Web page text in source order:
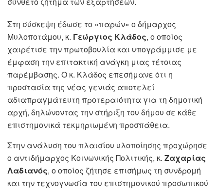
Στη σύσκεψη έδωσε το «παρών» ο δήμαρχος
Μυλοποτάμου, κ. Γεώργιος Κλάδος, ο οποίος
χαιρέτισε την πρωτοβουλία και υπογράμμισε με
έμφαση την επιτακτική ανάγκη μιας τέτοιας
παρέμβασης. Ο κ. Κλάδος επεσήμανε ότι η
προστασία της νέας γενιάς αποτελεί
αδιαπραγμάτευτη προτεραιότητα για τη δημοτική
αρχή, δηλώνοντας την στήριξη του δήμου σε κάθε
επιστημονικά τεκμηριωμένη προσπάθεια.
Στην ανάλυση του πλαισίου υλοποίησης προχώρησε
ο αντιδήμαρχος Κοινωνικής Πολιτικής, κ. Ζαχαρίας
Λαδιανός, ο οποίος ζήτησε επισήμως τη συνδρομή
και την τεχνογνωσία του επιστημονικού προσωπικού